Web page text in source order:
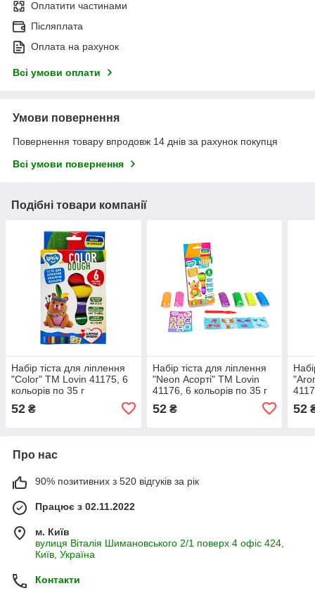
Оплатити частинами
Післяплата
Оплата на рахунок
Всі умови оплати
Умови повернення
Повернення товару впродовж 14 днів за рахунок покупця
Всі умови повернення
Подібні товари компанії
Набір тіста для ліплення
"Color" ТМ Lovin 41175, 6
кольорів по 35 г
52 ₴
Набір тіста для ліплення
"Neon Асорті" ТМ Lovin
41176, 6 кольорів по 35 г
52₴ 52
Про нас
90% позитивних з 520 відгуків за рік
Працює з 02.11.2022
м. Київ
вулиця Віталія Шимановського 2/1 поверх 4 офіс 424,
Київ, Україна
Контакти